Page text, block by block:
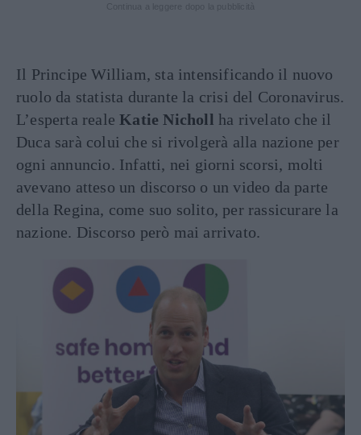
Il Principe William, sta intensificando il nuovo
ruolo da statista durante la crisi del Coronavirus.
L’esperta realeKatie Nicholl ha rivelato che il
Duca sarà colui che si rivolgerà alla nazione per
ogni annuncio. Infatti, nei giorni scorsi, molti
avevano atteso un discorso o un video da parte
della Regina, come suo solito, per rassicurare la
nazione. Discorso però mai arrivato.